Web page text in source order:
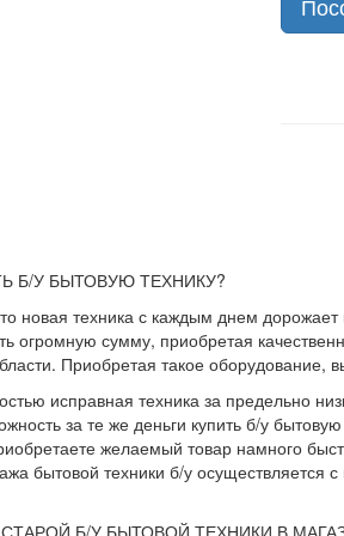
Б/У БЫТОВУЮ ТЕХНИКУ?
новая техника с каждым днем
огромную сумму, приобретая
Приобретая такое оборудование,
исправная техника за предельно
за те же деньги купить б/у
желаемый товар намного
бытовой техники б/у осуществляется
Б/У БЫТОВОЙ ТЕХНИКИ В